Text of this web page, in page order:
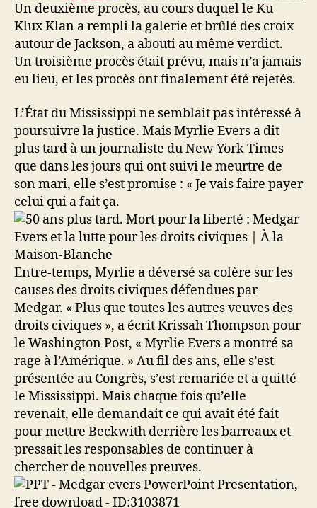
Un deuxième procès, au cours duquel le Ku
Klux Klan a rempli la galerie et brûlé des croix
autour de Jackson, a abouti au même verdict.
Un troisième procès était prévu, mais n’a jamais
eu lieu, et les procès ont finalement été rejetés.
L’État du Mississippi ne semblait pas intéressé à
poursuivre la justice. Mais Myrlie Evers a dit
plus tard à un journaliste du New York Times
que dans les jours qui ont suivi le meurtre de
son mari, elle s’est promise : « Je vais faire payer
celui qui a fait ça.
Entre-temps, Myrlie a déversé sa colère sur les
causes des droits civiques défendues par
Medgar. « Plus que toutes les autres veuves des
droits civiques », a écrit Krissah Thompson pour
le Washington Post, « Myrlie Evers a montré sa
rage à l’Amérique. » Au fil des ans, elle s’est
présentée au Congrès, s’est remariée et a quitté
le Mississippi. Mais chaque fois qu’elle
revenait, elle demandait ce qui avait été fait
pour mettre Beckwith derrière les barreaux et
pressait les responsables de continuer à
chercher de nouvelles preuves.